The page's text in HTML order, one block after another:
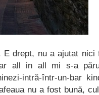
E drept, nu a ajutat
all in all mi s-a
intră-într-un-bar
nu a fost bună,